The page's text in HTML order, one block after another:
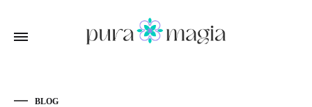
BLOG